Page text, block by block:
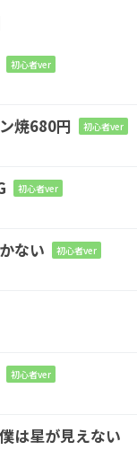
イ
まった
初心者ver
焼680円 初心者ver
初心者ver
ない 初心者ver
初心者ver
は星が見えない